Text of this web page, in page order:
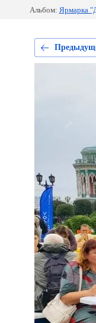
Альбом: Ярмарка